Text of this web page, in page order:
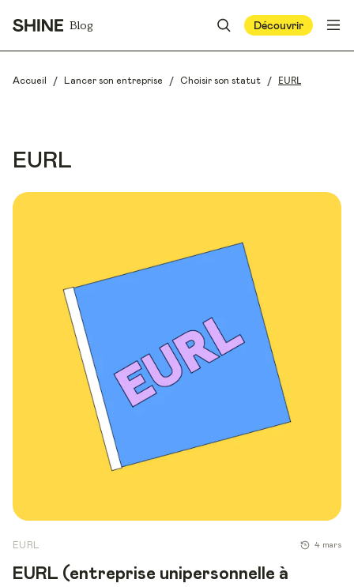
Blog Découvrir
Accueil / Lancer son entreprise / Choisir son statut / EURL
EURL
EURL 4 mars
EURL (entreprise unipersonnelle à